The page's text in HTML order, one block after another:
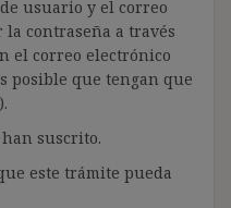
usuario y el correo
contraseña a través
el correo electrónico
posible que tengan que
han suscrito.
este trámite pueda